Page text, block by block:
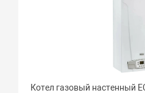
Котел газовый настенный